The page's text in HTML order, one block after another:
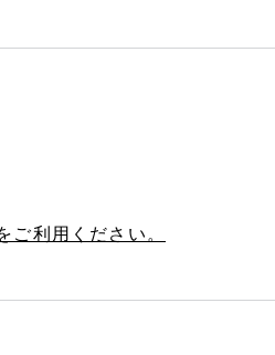
ご利用ください。